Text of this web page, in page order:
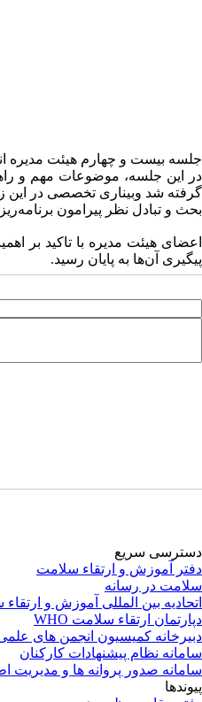
جلسه بیست و چهارم هیئت مدیره انجمن آموزش
در این جلسه، موضوعات مهم و
گرفته شد وبیناری تخصصی در این
بحث و تبادل نظر پیرامون
اعضای هیئت مدیره با تاکید بر
پیگیری آن‌ها به پایان رسید.
دسترسی سریع
دفتر آموزش و ارتقاء سلامت
سلامت در رسانه
اتحادیه بین المللی آموزش و
دپارتمان ارتقاء سلامت WHO
دبیرخانه کمیسیون انجمن های
سامانه نظام پیشنهادات کارکنان
سامانه صدور پروانه ها و
پیوندها